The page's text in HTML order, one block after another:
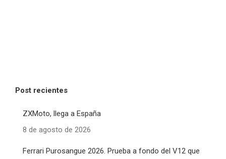
Post recientes
ZXMoto, llega a España
8 de agosto de 2026
Ferrari Purosangue 2026. Prueba a fondo del V12 que